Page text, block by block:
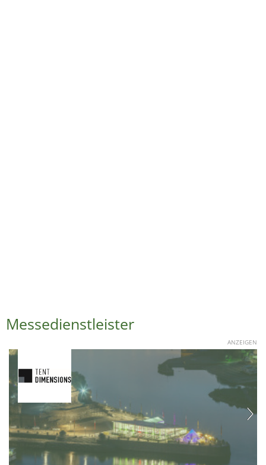
Messedienstleister
ANZEIGEN